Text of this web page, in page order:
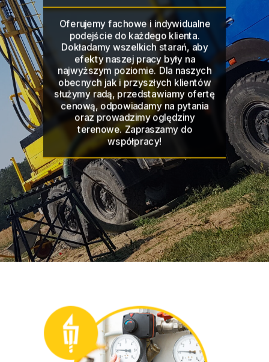
Oferujemy fachowe i indywidualne
podejście do każdego klienta.
Dokładamy wszelkich starań, aby
efekty naszej pracy były na
najwyższym poziomie. Dla naszych
obecnych jak i przyszłych klientów
służymy radą, przedstawiamy ofertę
cenową, odpowiadamy na pytania
oraz prowadzimy oględziny
terenowe. Zapraszamy do
współpracy!